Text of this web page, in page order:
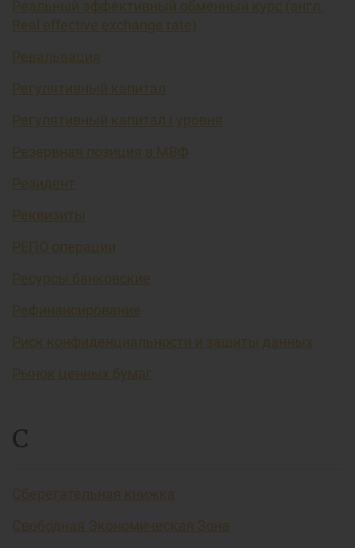
Реальный эффективный обменный курс (англ.
Real effective exchange rate)
Ревальвация
Регулятивный капитал
Регулятивный капитал I уровня
Резервная позиция в МВФ
Резидент
Реквизиты
РЕПО операции
Ресурсы банковские
Рефинансирование
Риск конфиденциальности и защиты данных
Рынок ценных бумаг
С
Сберегательная книжка
Свободная Экономическая Зона